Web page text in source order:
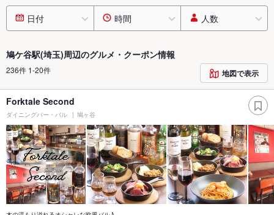
日付 時間 人数
鳩ケ谷駅(埼玉)周辺のグルメ・クーポン情報
236件 1-20件 地図で表示
Forktale Second
ダイニングバー・バル 鳩ヶ谷